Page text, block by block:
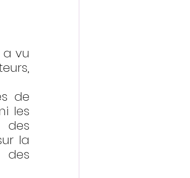
a vu
de
les
la
des